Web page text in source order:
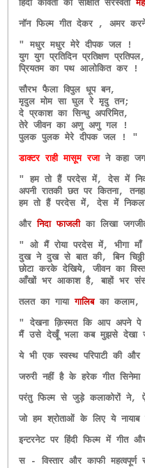
हिंदी कविता की साक्षात सरस्वती
नॉन फिल्म गीत देकर , अमर
" मधुर मधुर मेरे दीपक जल !
युग युग प्रतिदिन प्रतिक्षण प्रतिपल,
प्रियतम का पथ आलोकित कर !
सौरभ फैला विपुल धूप बन,
मृदुल मोम सा घुल रे मृदु तन;
दे प्रकाश का सिन्धु अपरिमित,
तेरे जीवन का अणु अणु गल !
पुलक पुलक मेरे दीपक जल ! "
डाक्टर राही मासूम रजा ने कहा
" हम तो हैं परदेस में, देस में
अपनी रातकी छत पर कितना,
हम तो हैं परदेस में, देस में
औरनिदा फाजलीका लिखा
" ओ मैं रोया परदेस में, भीगा माँ
दुख ने दुख से बात की, बिन चिठ्ठी
छोटा करके देखिये, जीवन का
आँखों भर आकाश है, बाहों भर
तलत का गायागालिबका कलाम,
" देखना क़िस्मत कि आप अपने
मैं उसे देखूँ भला कब मुझसे देखा
ये भी एक स्वस्थ परिपाटी की
जरुरी नहीं है के हरेक गीत
परंतु फिल्म से जुड़े कलाकोरों ने,
जो हम श्रोताओं के लिए ये नायाब
इन्टरनेट पर हिंदी फिल्म में
स - विस्तार और काफी महत्वपूर्ण